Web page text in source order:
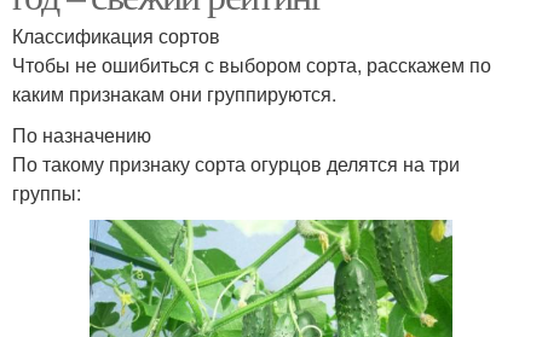
Классификация сортов
Чтобы не ошибиться с выбором сорта, расскажем по
каким признакам они группируются.
По назначению
По такому признаку сорта огурцов делятся на три
группы: